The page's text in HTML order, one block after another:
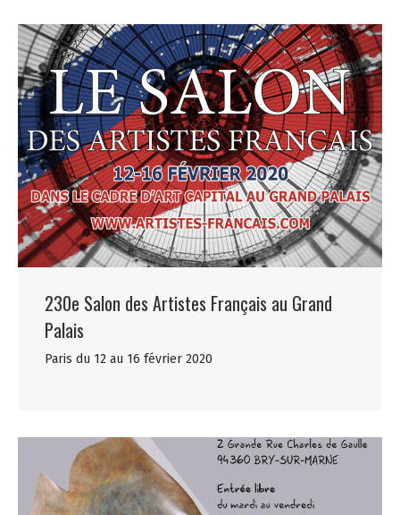
230e Salon des Artistes Français au Grand
Palais
Paris du 12 au 16 février 2020